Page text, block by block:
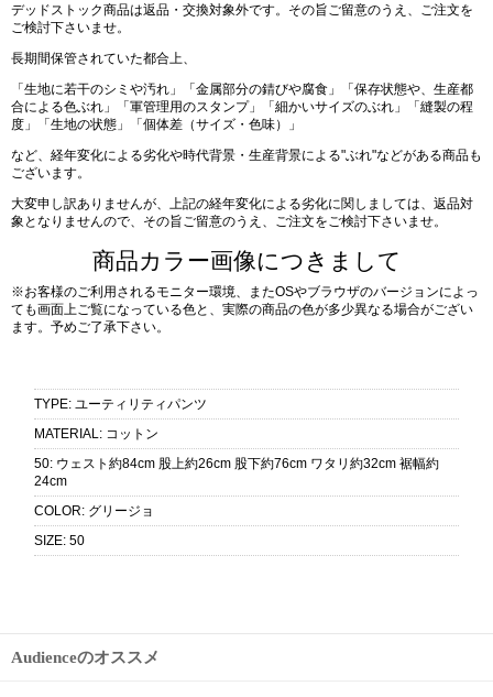
デッドストック商品は返品・交換対象外です。その旨ご留意のうえ、ご注文を
ご検討下さいませ。
長期間保管されていた都合上、
「生地に若干のシミや汚れ」「金属部分の錆びや腐食」「保存状態や、生産都
合による色ぶれ」「軍管理用のスタンプ」「細かいサイズのぶれ」「縫製の程
度」「生地の状態」「個体差（サイズ・色味）」
など、経年変化による劣化や時代背景・生産背景による"ぶれ"などがある商品も
ございます。
大変申し訳ありませんが、上記の経年変化による劣化に関しましては、返品対
象となりませんので、その旨ご留意のうえ、ご注文をご検討下さいませ。
商品カラー画像につきまして
※お客様のご利用されるモニター環境、またOSやブラウザのバージョンによっ
ても画面上ご覧になっている色と、実際の商品の色が多少異なる場合がござい
ます。予めご了承下さい。
TYPE: ユーティリティパンツ
MATERIAL : コットン
50: ウェスト約84cm 股上約26cm 股下約76cm ワタリ約32cm 裾幅約
24cm
COLOR: グリージョ
SIZE: 50
Audienceのオススメ